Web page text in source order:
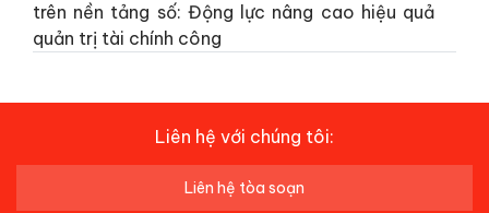
trên nền tảng số: Động lực nâng cao hiệu quả
quản trị tài chính công
Liên hệ với chúng tôi:
Liên hệ tòa soạn